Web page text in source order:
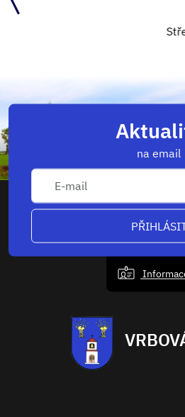
Středočeský
na email